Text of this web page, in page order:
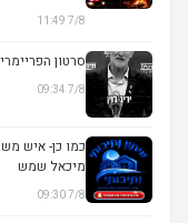
7/8 11:49
▶
סרטון
7/8 09:34
מיכאל שמש
7/8 09:30